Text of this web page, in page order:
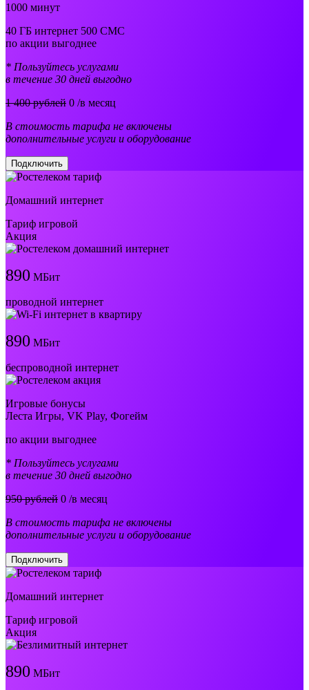
1000 минут
40 ГБ интернет 500 СМС
по акции выгоднее
* Пользуйтесь услугами
в течение 30 дней выгодно
1 400 рублей 0 /в месяц
В стоимость тарифа не включены
дополнительные услуги и оборудование
Подключить
Домашний интернет
Тариф игровой
Акция
890 МБит
проводной интернет
890 МБит
беспроводной интернет
Игровые бонусы
Леста Игры, VK Play, Фогейм
по акции выгоднее
* Пользуйтесь услугами
в течение 30 дней выгодно
950 рублей 0 /в месяц
В стоимость тарифа не включены
дополнительные услуги и оборудование
Подключить
Домашний интернет
Тариф игровой
Акция
890 МБит